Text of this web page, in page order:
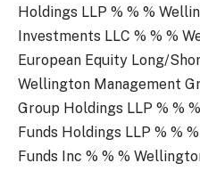
Holdings LLP % % %
Investments LLC % % %
European Equity Long/
Wellington Management
Group Holdings LLP % %
Funds Holdings LLP % %
Funds Inc % % %